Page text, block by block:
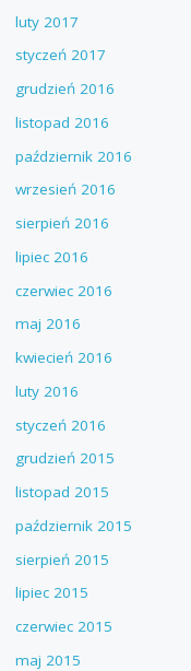
luty 2017
styczeń 2017
grudzień 2016
listopad 2016
październik 2016
wrzesień 2016
sierpień 2016
lipiec 2016
czerwiec 2016
maj 2016
kwiecień 2016
luty 2016
styczeń 2016
grudzień 2015
listopad 2015
październik 2015
sierpień 2015
lipiec 2015
czerwiec 2015
maj 2015